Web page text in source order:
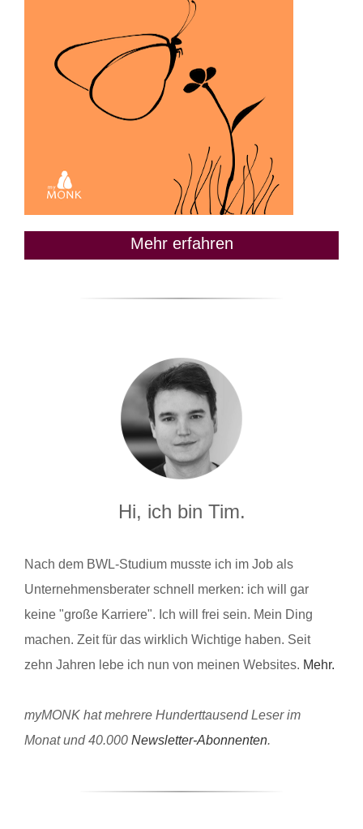
Mehr erfahren
Hi, ich bin Tim.
Nach dem BWL-Studium musste ich im Job als
Unternehmensberater schnell merken: ich will gar
keine "große Karriere". Ich will frei sein. Mein Ding
machen. Zeit für das wirklich Wichtige haben. Seit
zehn Jahren lebe ich nun von meinen Websites. Mehr.
myMONK hat mehrere Hunderttausend Leser im
Monat und 40.000 Newsletter-Abonnenten.